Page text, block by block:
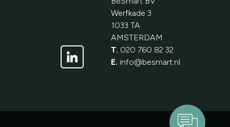
Werfkade 3
1033 TA
AMSTERDAM
T. 020 760 82 32
E. info@besmart.nl
Verstuur